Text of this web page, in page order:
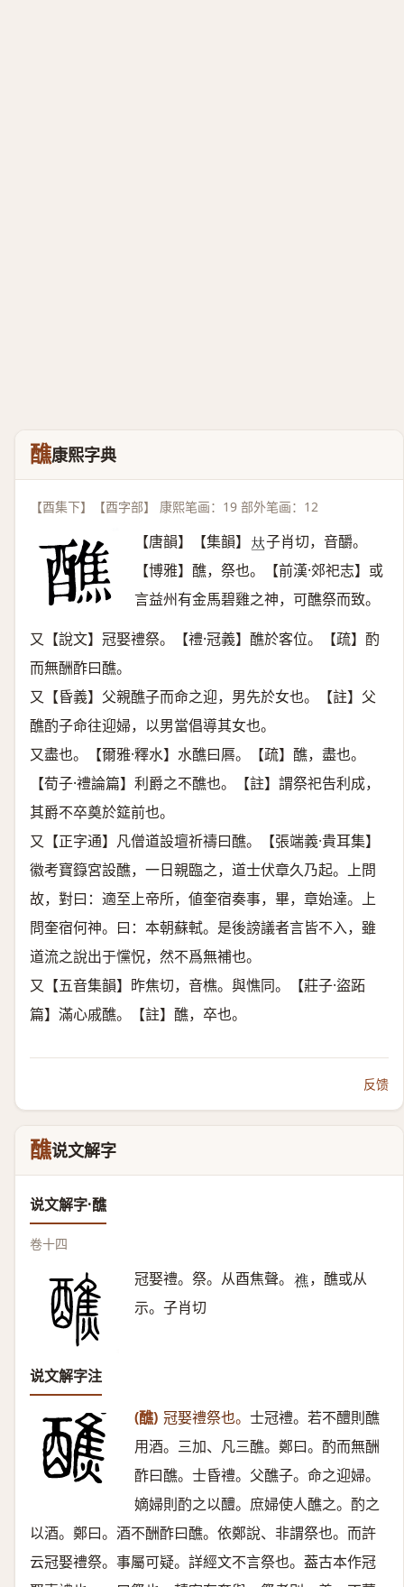
醮康熙字典
【酉集下】【酉字部】 康熙笔画：19 部外笔画：12
【唐韻】【集韻】 𠀤子肖切，音釂。
【博雅】醮，祭也。【前漢·郊祀志】或
言益州有金馬碧雞之神，可醮祭而致。
又【說文】冠娶禮祭。【禮·冠義】醮於客位。【疏】酌
而無酬酢曰醮。
又【昏義】父親醮子而命之迎，男先於女也。【註】父
醮酌子命往迎婦，以男當倡導其女也。
又盡也。【爾雅·釋水】水醮曰厬。【疏】醮，盡也。
【荀子·禮論篇】利爵之不醮也。【註】謂祭祀告利成，
其爵不卒奠於筵前也。
又【正字通】凡僧道設壇祈禱曰醮。【張端義·貴耳集】
徽考寶籙宮設醮，一日親臨之，道士伏章久乃起。上問
故，對曰：適至上帝所，値奎宿奏事，畢，章始達。上
問奎宿何神。曰：本朝蘇軾。是後謗議者言皆不入，雖
道流之說出于戃怳，然不爲無補也。
又【五音集韻】昨焦切，音樵。與憔同。【莊子·盜跖
篇】滿心戚醮。【註】醮，卒也。
反馈
醮说文解字
说文解字·醮
卷十四
冠娶禮。祭。从酉焦聲。 𥛲 ，醮或从
示。子肖切
说文解字注
(醮) 冠娶禮祭也。 士冠禮。若不醴則醮
用酒。三加、凡三醮。鄭曰。酌而無酬
酢曰醮。士昏禮。父醮子。命之迎婦。
嫡婦則酌之以醴。庶婦使人醮之。酌之
以酒。鄭曰。酒不酬酢曰醮。依鄭說、非謂祭也。而許
云冠娶禮祭。事屬可疑。詳經文不言祭也。葢古本作冠